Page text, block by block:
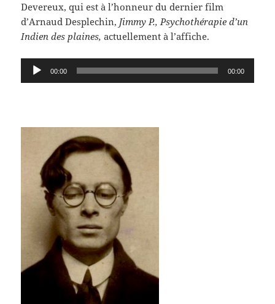
Devereux, qui est à l’honneur du dernier film
d’Arnaud Desplechin, Jimmy P., Psychothérapie d’un
Indien des plaines,actuellement à l’affiche.
Lecteur
audio
00:00 00:00